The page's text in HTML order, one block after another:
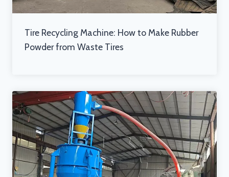
Tire Recycling Machine: How to Make Rubber
Powder from Waste Tires